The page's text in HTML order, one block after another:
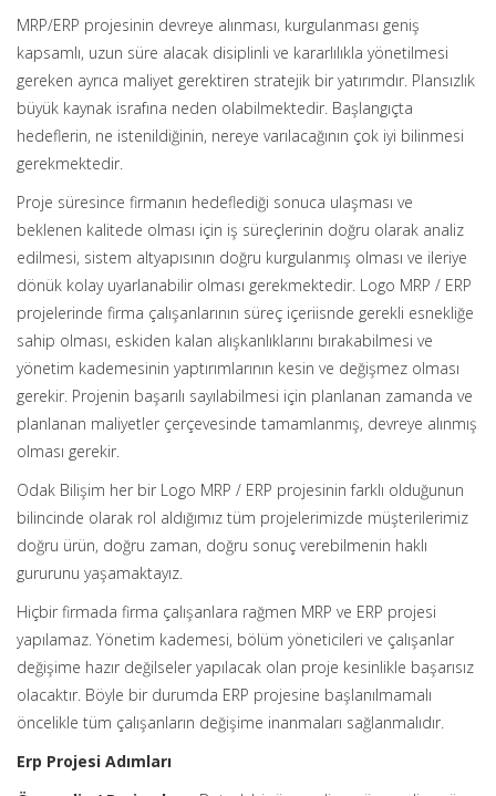
MRP/ERP projesinin devreye alınması, kurgulanması geniş
kapsamlı, uzun süre alacak disiplinli ve kararlılıkla yönetilmesi
gereken ayrıca maliyet gerektiren stratejik bir yatırımdır. Plansızlık
büyük kaynak israfına neden olabilmektedir. Başlangıçta
hedeflerin, ne istenildiğinin, nereye varılacağının çok iyi bilinmesi
gerekmektedir.
Proje süresince firmanın hedeflediği sonuca ulaşması ve
beklenen kalitede olması için iş süreçlerinin doğru olarak analiz
edilmesi, sistem altyapısının doğru kurgulanmış olması ve ileriye
dönük kolay uyarlanabilir olması gerekmektedir. Logo MRP / ERP
projelerinde firma çalışanlarının süreç içeriisnde gerekli esnekliğe
sahip olması, eskiden kalan alışkanlıklarını bırakabilmesi ve
yönetim kademesinin yaptırımlarının kesin ve değişmez olması
gerekir. Projenin başarılı sayılabilmesi için planlanan zamanda ve
planlanan maliyetler çerçevesinde tamamlanmış, devreye alınmış
olması gerekir.
Odak Bilişim her bir Logo MRP / ERP projesinin farklı olduğunun
bilincinde olarak rol aldığımız tüm projelerimizde müşterilerimiz
doğru ürün, doğru zaman, doğru sonuç verebilmenin haklı
gururunu yaşamaktayız.
Hiçbir firmada firma çalışanlara rağmen MRP ve ERP projesi
yapılamaz. Yönetim kademesi, bölüm yöneticileri ve çalışanlar
değişime hazır değilseler yapılacak olan proje kesinlikle başarısız
olacaktır. Böyle bir durumda ERP projesine başlanılmamalı
öncelikle tüm çalışanların değişime inanmaları sağlanmalıdır.
Erp Projesi Adımları